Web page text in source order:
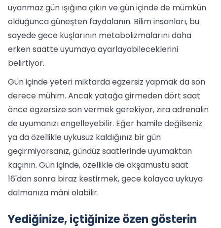
uyanmaz gün ışığına çıkın ve gün içinde de mümkün
olduğunca güneşten faydalanın. Bilim insanları, bu
sayede gece kuşlarının metabolizmalarını daha
erken saatte uyumaya ayarlayabileceklerini
belirtiyor.
Gün içinde yeteri miktarda egzersiz yapmak da son
derece mühim. Ancak yatağa girmeden dört saat
önce egzersize son vermek gerekiyor, zira adrenalin
de uyumanızı engelleyebilir. Eğer hamile değilseniz
ya da özellikle uykusuz kaldığınız bir gün
geçirmiyorsanız, gündüz saatlerinde uyumaktan
kaçının. Gün içinde, özellikle de akşamüstü saat
16'dan sonra biraz kestirmek, gece kolayca uykuya
dalmanıza mâni olabilir.
Yediğinize, içtiğinize özen gösterin